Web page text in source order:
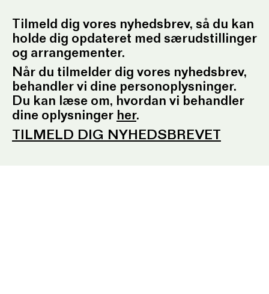
Telefontid: Tirsdag – fredag
kl. 10.30-12.30 og kl. 16.30-17.30
ordrupgaard.mondrups@outlook.d
Presserum
Pressemeddelelser
Pressebilleder
Presseansvarlig
Fotobestilling
Tilmeld dig vores nyhedsbrev, så du kan
holde dig opdateret med særudstillinger
og arrangementer.
Når du tilmelder dig vores nyhedsbrev,
behandler vi dine personoplysninger.
Du kan læse om, hvordan vi behandler
dine oplysninger her.
TILMELD DIG NYHEDSBREVET